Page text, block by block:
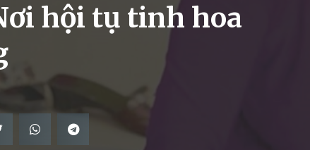
hội tụ tinh hoa